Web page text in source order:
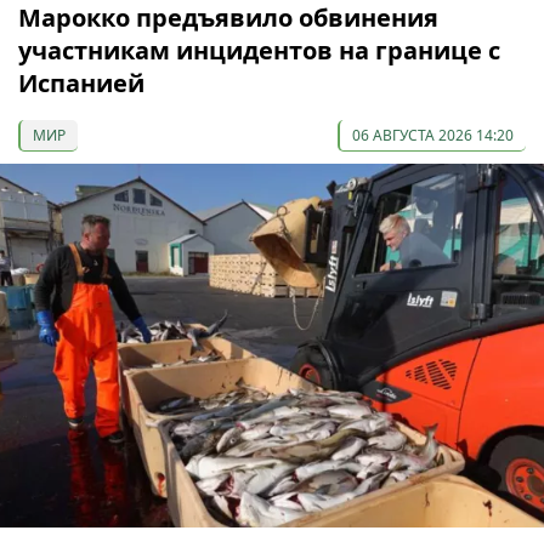
Марокко предъявило обвинения
участникам инцидентов на границе с
Испанией
МИР 06 АВГУСТА 2026 14:20